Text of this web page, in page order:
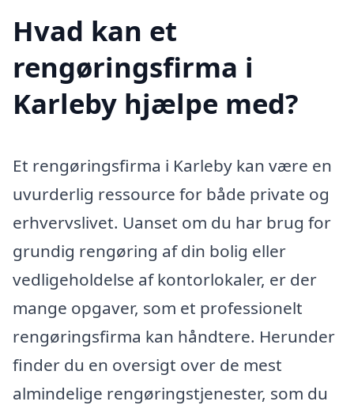
Hvad kan et
rengøringsfirma i
Karleby hjælpe med?
Et rengøringsfirma i Karleby kan være en
uvurderlig ressource for både private og
erhvervslivet. Uanset om du har brug for
grundig rengøring af din bolig eller
vedligeholdelse af kontorlokaler, er der
mange opgaver, som et professionelt
rengøringsfirma kan håndtere. Herunder
finder du en oversigt over de mest
almindelige rengøringstjenester, som du